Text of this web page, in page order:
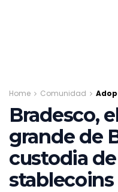
Home Comunidad
Bradesco,
grande de
custodia
stablecoins